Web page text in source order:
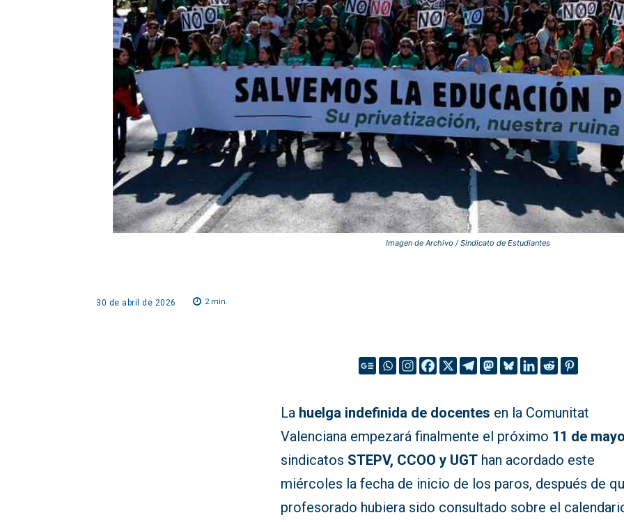
Imagen de Archivo / Sindicato de Estudiantes
30 de abril de 2026 2min.
La huelga indefinida de docentes en la Comunitat
Valenciana empezará finalmente el próximo 11 de mayo
sindicatos STEPV, CCOO y UGT han acordado este
miércoles la fecha de inicio de los paros, después de
profesorado hubiera sido consultado sobre el